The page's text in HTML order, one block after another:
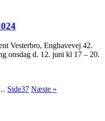
Vesterbro, Enghavevej 42.
onsdag d. 12. juni kl 17 – 20.
Side37 Næste »